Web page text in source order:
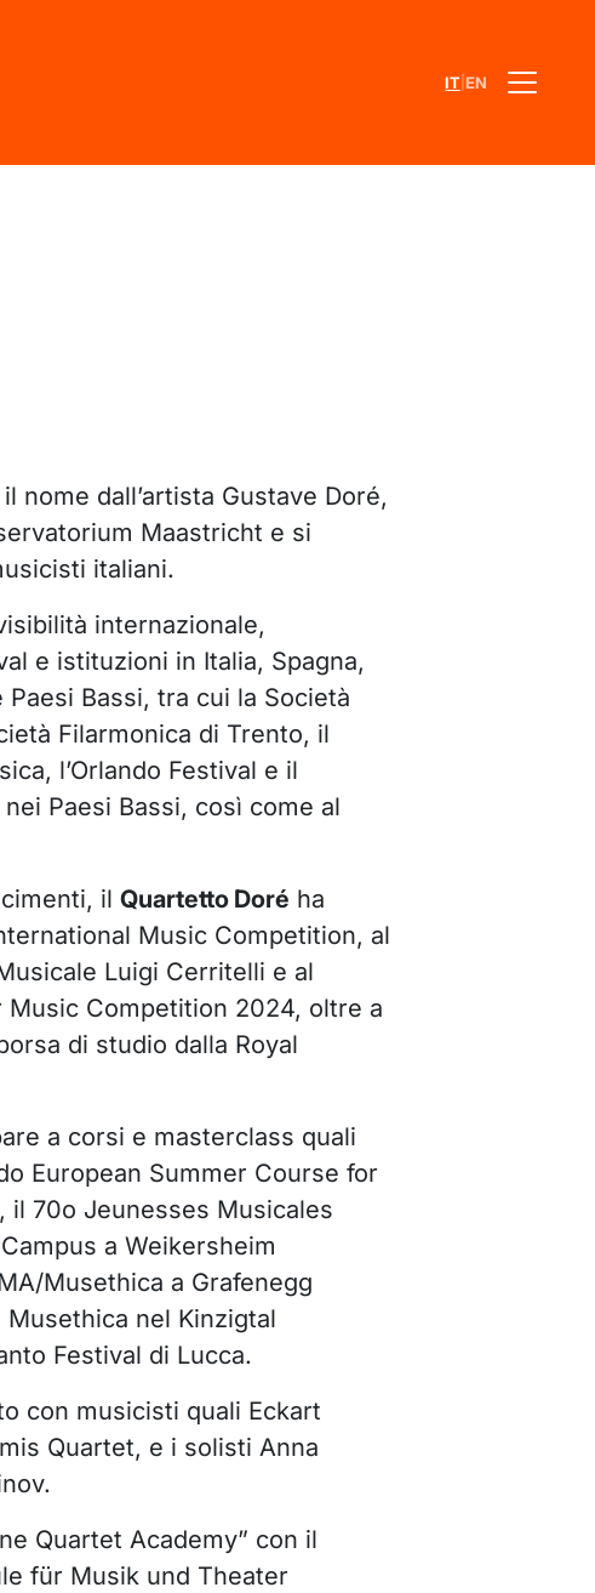
IT EN
nome dall’artista Gustave Doré,
Maastricht e si
italiani.
internazionale,
e istituzioni in Italia, Spagna,
Bassi, tra cui la Società
Filarmonica di Trento, il
l’Orlando Festival e il
Paesi Bassi, così come al
il Quartetto Doré ha
Music Competition, al
Luigi Cerritelli e al
Competition 2024, oltre a
di studio dalla Royal
a corsi e masterclass quali
European Summer Course for
il 70o Jeunesses Musicales
a Weikersheim
Musethica a Grafenegg
nel Kinzigtal
Festival di Lucca.
con musicisti quali Eckart
Quartet, e i solisti Anna
Quartet Academy” con il
für Musik und Theater